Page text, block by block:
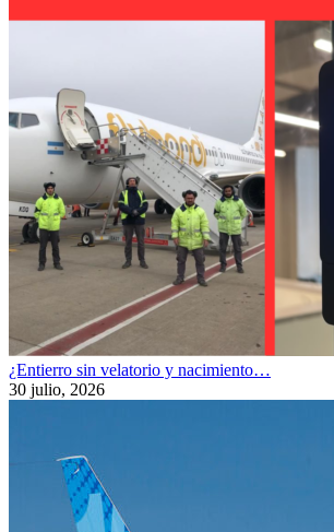
¿Entierro sin velatorio y nacimiento…
30 julio, 2026